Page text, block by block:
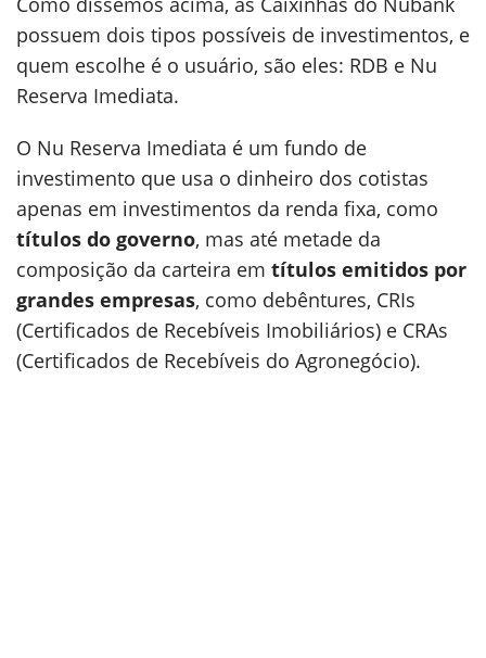
possuem dois tipos possíveis de investimentos, e
quem escolhe é o usuário, são eles: RDB e Nu
Reserva Imediata.
O Nu Reserva Imediata é um fundo de
investimento que usa o dinheiro dos cotistas
apenas em investimentos da renda fixa, como
títulos do governo, mas até metade da
composição da carteira em títulos emitidos por
grandes empresas, como debêntures, CRIs
(Certificados de Recebíveis Imobiliários) e CRAs
(Certificados de Recebíveis do Agronegócio).